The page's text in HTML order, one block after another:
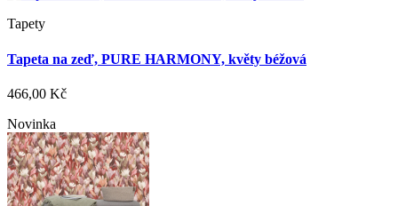
Tapety
Tapeta na zeď, PURE HARMONY, květy béžová
466,00 Kč
Novinka